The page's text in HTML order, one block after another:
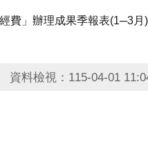
費」辦理成果季報表(1─3月)
資料檢視：115-04-01